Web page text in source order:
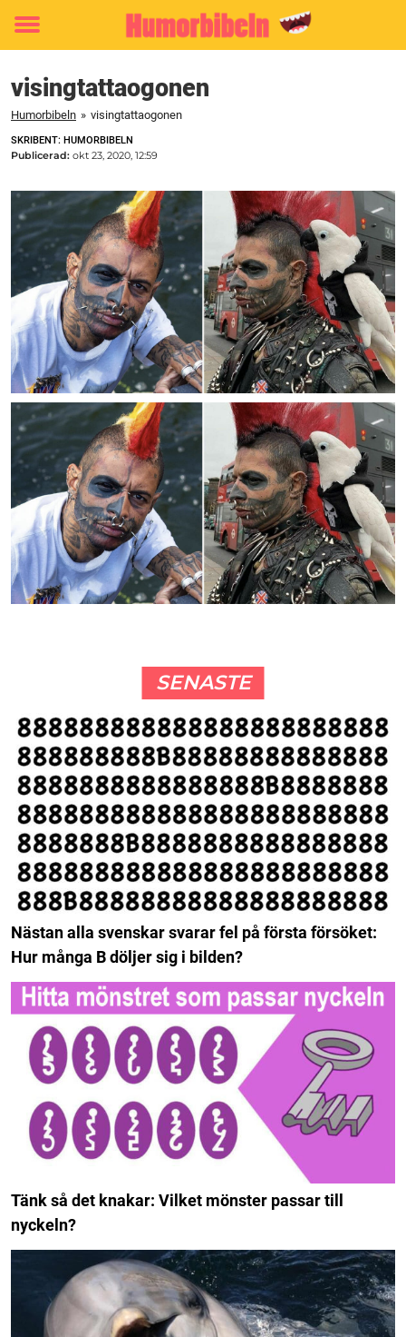
Toggle
visingtattaogonen
Humorbibeln » visingtattaogonen
SKRIBENT: HUMORBIBELN
Publicerad: okt 23, 2020, 12:59
SENASTE
Nästan alla svenskar svarar fel på första försöket:
Hur många B döljer sig i bilden?
Tänk så det knakar: Vilket mönster passar till
nyckeln?